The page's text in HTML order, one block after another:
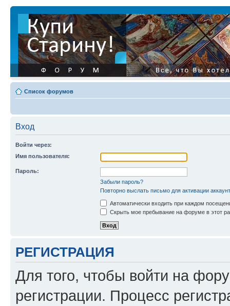
Список форумов
Вход
Войти через:
Имя пользователя:
Пароль:
Забыли пароль?
Повторно выслать письмо для активации
Автоматически входить при каждом
Скрыть мое пребывание на форуме в этот
РЕГИСТРАЦИЯ
Для того, чтобы войти на
регистрации. Процесс